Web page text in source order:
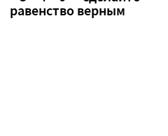
равенство верным